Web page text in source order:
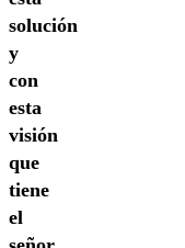
solución
y
con
esta
visión
que
tiene
el